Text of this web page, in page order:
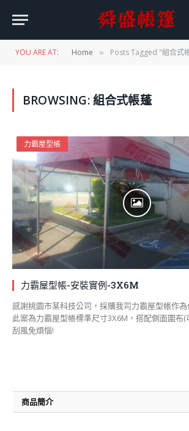
YOU ARE AT: Home » Posts Tagged "組合式
BROWSING:組合式帳蓬
力霸屋型帳
力霸屋型帳-安裝實例-3X6M
感謝桃園市某科技公司，採購我司力霸屋型帳作
此案為力霸屋型帳標準尺寸3X6M，搭配側面圍布
刮風免煩惱!
商品簡介